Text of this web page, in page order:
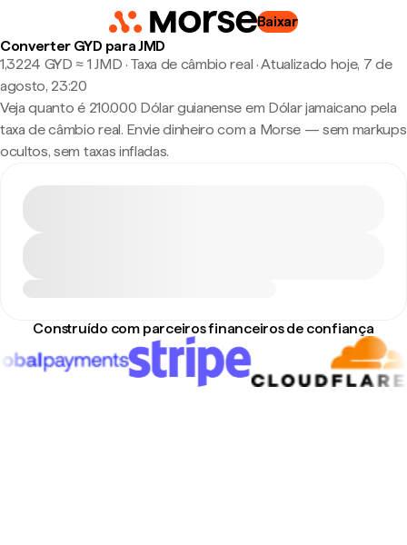
Baixar
Converter GYD para JMD
1,3224 GYD ≈ 1 JMD · Taxa de câmbio real ·Atualizado hoje, 7 de
agosto, 23:20
Veja quanto é 210.000 Dólar guianense em Dólar jamaicano pela
taxa de câmbio real. Envie dinheiro com a Morse — sem markups
ocultos, sem taxas infladas.
Construído com parceiros financeiros de confiança